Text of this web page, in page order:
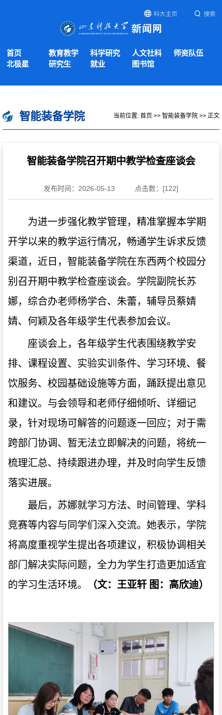
科大主页 搜索
首页 教育教学 科学研究 人文社科
师资队伍
北极星
研究生 就业 图书馆
智能装备学院 当前位置: 首页 >> 智能装备学院 >> 正文
智能装备学院召开期中教学检查座谈会
发布时间：2026-05-13 点击数：[122]
为进一步强化教学管理，精准掌握本学期
开学以来的教学运行情况，畅通学生诉求反馈
渠道，近日，智能装备学院在东西两个校园分
别召开期中教学检查座谈会。学院副院长苏
娜，综合办老师杨学合、朱蕾，辅导员蔡婧
婧、何颖及各年级学生代表参加会议。
座谈会上，各年级学生代表围绕教学安
排、课程设置、实验实训条件、学习环境、餐
饮服务、校园基础设施等方面，踊跃提出意见
和建议。与会领导和老师仔细倾听、详细记
录，针对现场可解答的问题逐一回应；对于需
跨部门协调、暂无法立即解决的问题，将统一
梳理汇总、持续跟进办理，并及时向学生反馈
落实进展。
最后，苏娜就学习方法、时间管理、学科
竞赛等内容与同学们深入交流。她表示，学院
将高度重视学生提出各项建议，积极协调相关
部门解决实际问题，全力为学生打造更加适宜
的学习生活环境。
（文：王亚轩 图： 高欣迪）